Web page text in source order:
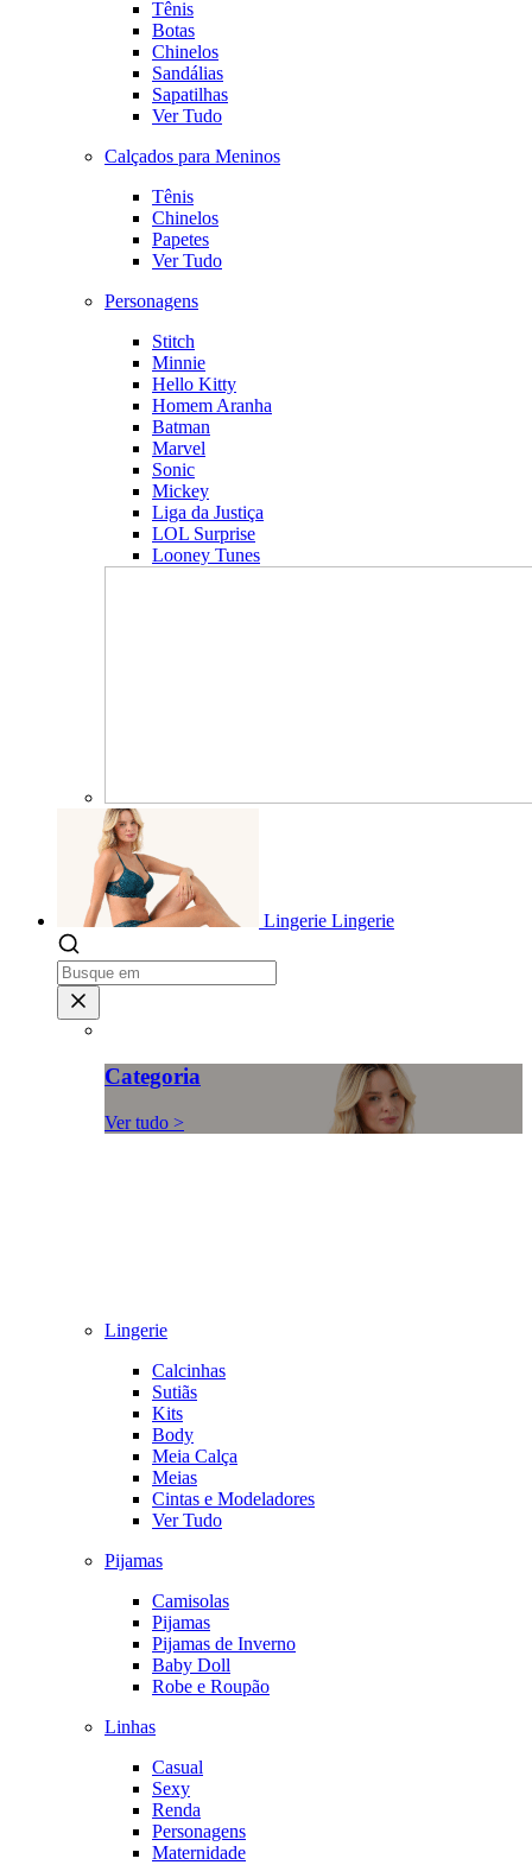
Tênis
Botas
Chinelos
Sandálias
Sapatilhas
Ver Tudo
Calçados para Meninos
Tênis
Chinelos
Papetes
Ver Tudo
Personagens
Stitch
Minnie
Hello Kitty
Homem Aranha
Batman
Marvel
Sonic
Mickey
Liga da Justiça
LOL Surprise
Looney Tunes
Lingerie Lingerie
Categoria
Ver tudo >
Lingerie
Calcinhas
Sutiãs
Kits
Body
Meia Calça
Meias
Cintas e Modeladores
Ver Tudo
Pijamas
Camisolas
Pijamas
Pijamas de Inverno
Baby Doll
Robe e Roupão
Linhas
Casual
Sexy
Renda
Personagens
Maternidade